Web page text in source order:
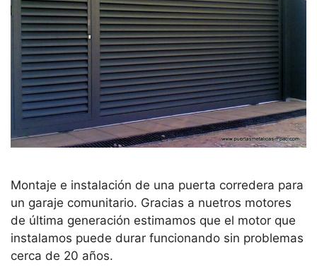
Montaje e instalación de una puerta corredera para
un garaje comunitario. Gracias a nuetros motores
de última generación estimamos que el motor que
instalamos puede durar funcionando sin problemas
cerca de 20 años.